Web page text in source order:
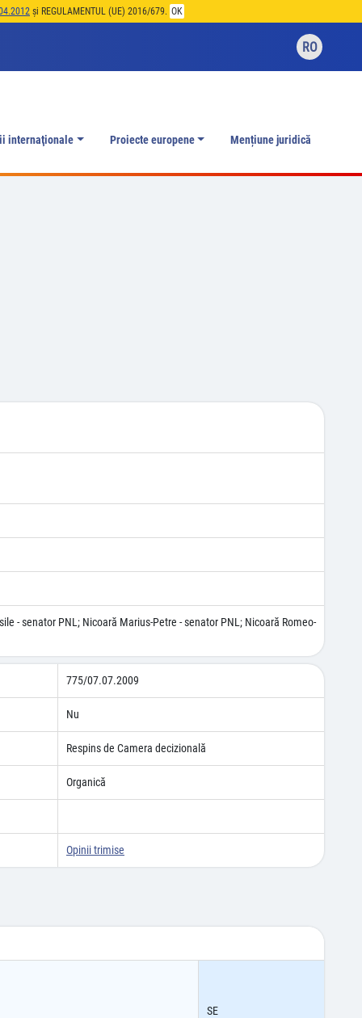
și REGULAMENTUL (UE) 2016/679. OK
RO
internaţionale Proiecte europene Mențiune juridică
- senator PNL; Nicoară Marius-Petre - senator PNL; Nicoară Romeo-
775/07.07.2009
Nu
Respins de Camera decizională
Organică
Opinii trimise
SE